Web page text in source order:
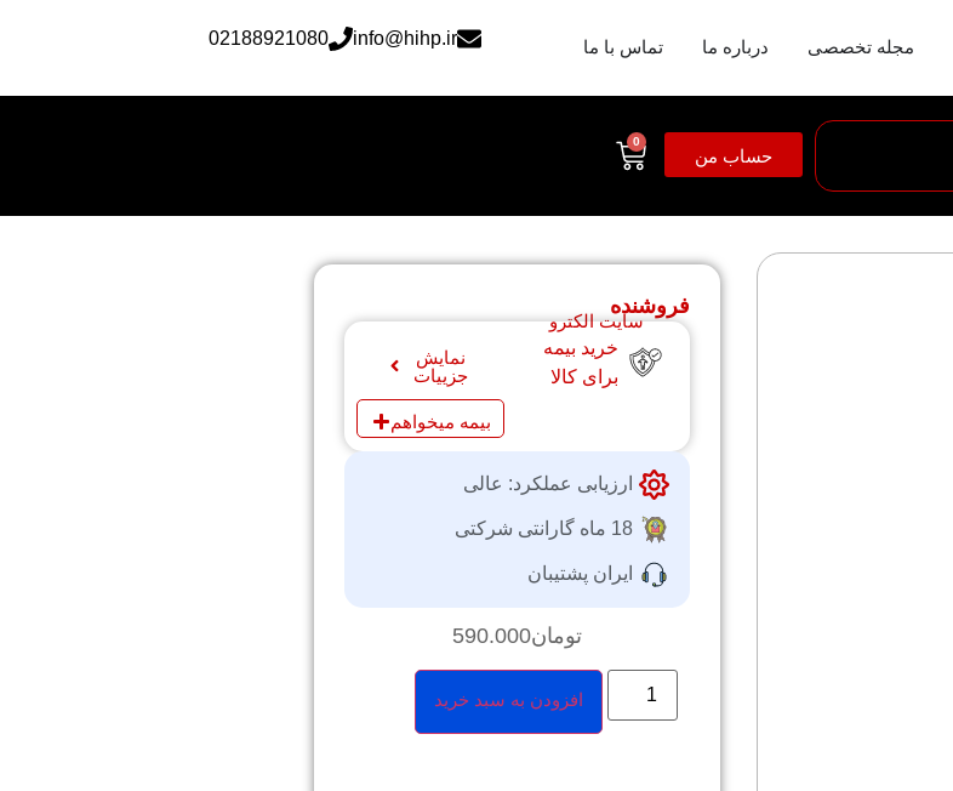
مجله تخصصی درباره ما تماس با ما info@hihp.ir
02188921080
حساب من
0
فروشنده
سایت الکترو
خرید بیمه
برای کالا
نمایش
جزییات
بیمه میخواهم
ارزیابی عملکرد: عالی
18 ماه گارانتی شرکتی
ایران پشتیبان
تومان590.000
افزودن به سبد خرید